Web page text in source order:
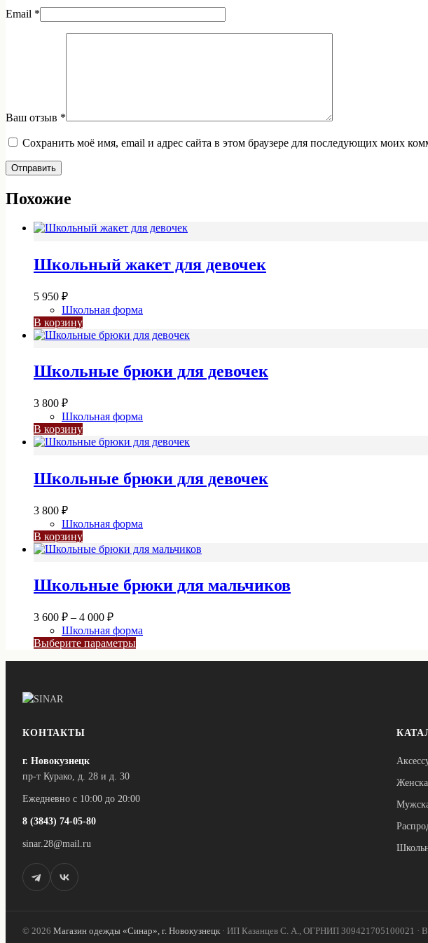
Email *
Ваш отзыв *
Сохранить моё имя, email и адрес сайта в этом браузере для последующих моих
Отправить
Похожие
Школьный жакет для девочек
5 950 ₽
Школьная форма
В корзину
Школьные брюки для девочек
3 800 ₽
Школьная форма
В корзину
Школьные брюки для девочек
3 800 ₽
Школьная форма
В корзину
Школьные брюки для мальчиков
3 600 ₽ – 4 000 ₽Диапазон
цен:
3
Школьная форма
Выберите параметрыЭтот
КОНТАКТЫ
г. Новокузнецк
пр-т Курако, д. 28 и д. 30
Ежедневно с 10:00 до 20:00
8 (3843) 74-05-80
sinar.28@mail.ru
© 2026 Магазин одежды «Синар», г. Новокузнецк · ИП Казанцев С. А., ОГРНИП 309421705100021 ·